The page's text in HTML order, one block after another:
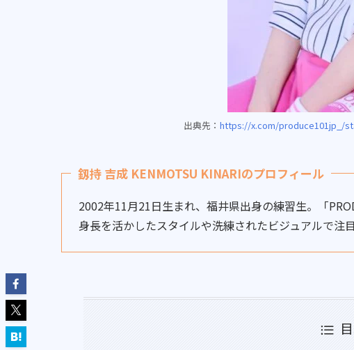
出典先： https://x.com/produce101jp_/
釼持 吉成 KENMOTSU KINARIのプロフィール
2002年11月21日生まれ、福井県出身の練習生。「
身長を活かしたスタイルや洗練されたビジュアルで注